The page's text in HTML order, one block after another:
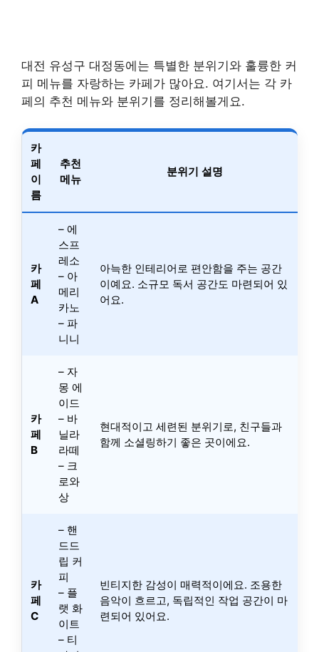
대전 유성구 대정동에는 특별한 분위기와 훌륭한 커
피 메뉴를 자랑하는 카페가 많아요. 여기서는 각 카
페의 추천 메뉴와 분위기를 정리해볼게요.
카
페
이
름
추천
메뉴
분위기 설명
카
페
A
– 에
스프
레소
– 아
메리
카노
– 파
니니
아늑한 인테리어로 편안함을 주는 공간
이예요. 소규모 독서 공간도 마련되어 있
어요.
카
페
B
– 자
몽 에
이드
– 바
닐라
라떼
– 크
로와
상
현대적이고 세련된 분위기로, 친구들과
함께 소셜링하기 좋은 곳이에요.
카
페
C
– 핸
드드
립 커
피
– 플
랫 화
이트
– 티
빈티지한 감성이 매력적이에요. 조용한
음악이 흐르고, 독립적인 작업 공간이 마
련되어 있어요.